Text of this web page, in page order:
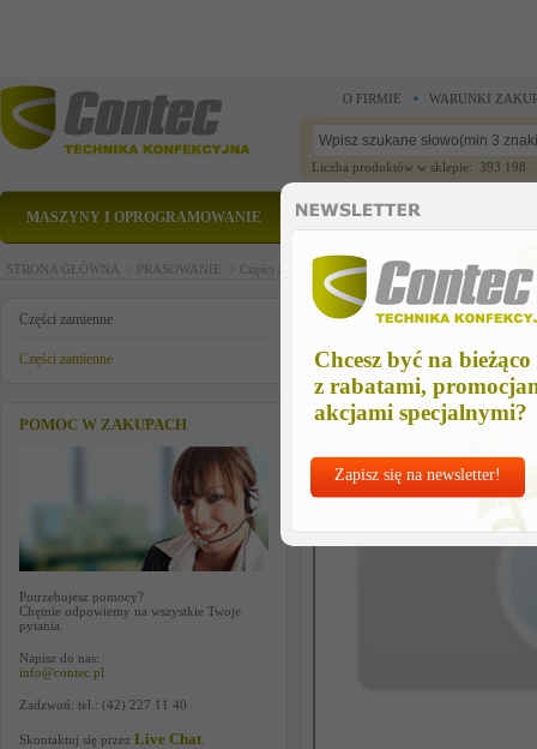
Chcesz być na bieżąco
z rabatami,
akcjami specjalnymi?
Zapisz się na newsletter!
O FIRMIE WARUNKI
Liczba produktów w sklepie: 393 198
MASZYNY I OPROGRAMOWANIE CZĘŚCI ZAMIENNE
STRONA GŁÓWNA > PRASOWANIE > Części zamienne >Części zamienne > grzałka
Części zamienne
Części zamienne
POMOC W ZAKUPACH
Potrzebujesz pomocy?
Chętnie odpowiemy na wszystkie Twoje
pytania.
Napisz do nas:
info@contec.pl
Zadzwoń: tel.: (42) 227 11 40
Skontaktuj się przez Live Chat
grzałka 3kw/220v